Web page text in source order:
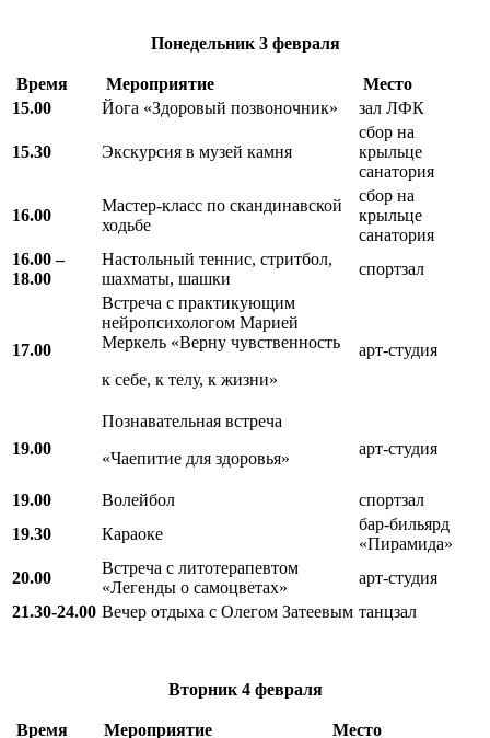
Понедельник 3 февраля
Время Мероприятие
Место
15.00
Йога «Здоровый позвоночник» зал ЛФК
15.30 Экскурсия в музей камня
сбор на
крыльце
санатория
16.00
Мастер-класс по скандинавской
ходьбе
сбор на
крыльце
санатория
16.00 –
18.00
Настольный теннис, стритбол,
шахматы, шашки
спортзал
17.00
Встреча с практикующим
нейропсихологом Марией
Меркель «Верну чувственность
к себе, к телу, к жизни»
арт-студия
19.00
Познавательная встреча
«Чаепитие для здоровья»
арт-студия
19.00 Волейбол
спортзал
19.30
Караоке
бар-бильярд
«Пирамида»
20.00
Встреча с литотерапевтом
«Легенды о самоцветах»
арт-студия
21.30-24.00 Вечер отдыха с Олегом Затеевым танцзал
Вторник 4 февраля
Время Мероприятие Место